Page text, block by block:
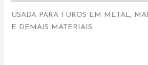
USADA PARA FUROS EM METAL,
E DEMAIS MATERIAIS